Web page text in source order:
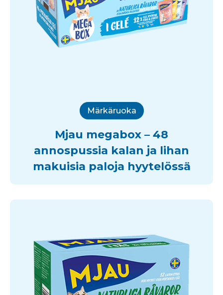
Märkäruoka
Mjau megabox – 48
annospussia kalan ja lihan
makuisia paloja hyytelössä